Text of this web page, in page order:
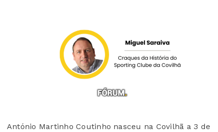
António Martinho Coutinho nasceu na Covilhã a 3 de